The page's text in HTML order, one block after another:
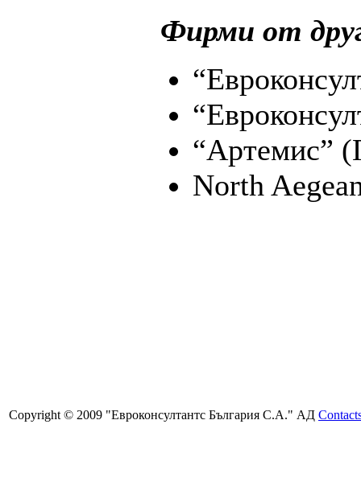
Фирми от
“Артемис”
North
Copyright © 2009 "Евроконсултантс България С.А." АД